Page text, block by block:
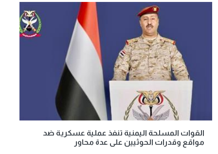
القوات المسلحة اليمنية تنفذ عملية عسكرية ضد
مواقع وقدرات الحوثيين على عدة محاور